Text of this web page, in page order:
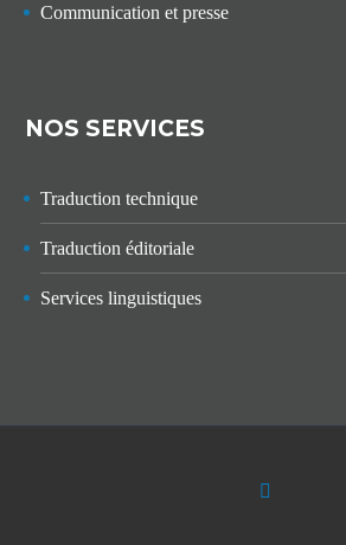
Communication et presse
NOS SERVICES
Traduction technique
Traduction éditoriale
Services linguistiques